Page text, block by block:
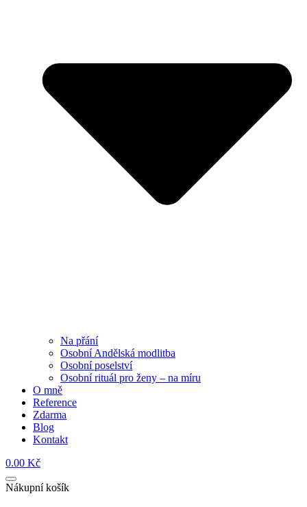
Na přání
Osobní Andělská modlitba
Osobní poselství
Osobní rituál pro ženy – na míru
O mně
Reference
Zdarma
Blog
Kontakt
0.00 Kč
Nákupní košík